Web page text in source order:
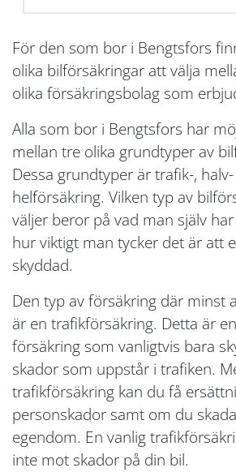
För den som bor i Bengtsfors
olika bilförsäkringar att välja
olika försäkringsbolag som
Alla som bor i Bengtsfors har
mellan tre olika grundtyper av
Dessa grundtyper är trafik-,
helförsäkring. Vilken typ av
väljer beror på vad man själv
hur viktigt man tycker det är att
skyddad.
Den typ av försäkring där minst
är en trafikförsäkring. Detta är
försäkring som vanligtvis bara
skador som uppstår i trafiken.
trafikförsäkring kan du få
personskador samt om du
egendom. En vanlig
inte mot skador på din bil.